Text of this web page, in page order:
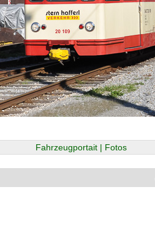
Fahrzeugportait | Fotos